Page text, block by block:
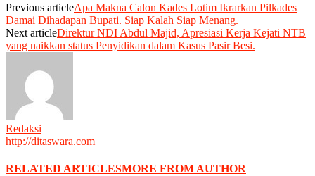
Previous articleApa Makna Calon Kades Lotim Ikrarkan Pilkades
Damai Dihadapan Bupati. Siap Kalah Siap Menang.
Next articleDirektur NDI Abdul Majid, Apresiasi Kerja Kejati NTB
yang naikkan status Penyidikan dalam Kasus Pasir Besi.
Redaksi
http://ditaswara.com
RELATED ARTICLESMORE FROM AUTHOR